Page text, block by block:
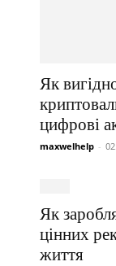
Як
цифрові
maxwelhelp -
Як
цінних
життя